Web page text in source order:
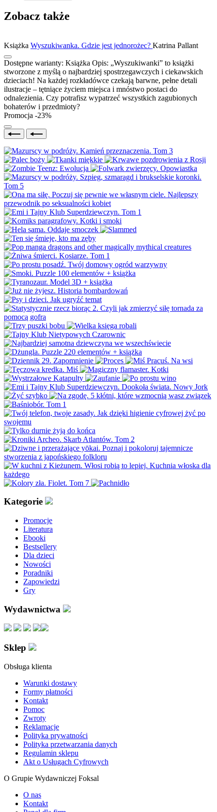
Zobacz także
Książka Wyszukiwanka. Gdzie jest jednorożec? Katrina Pallant
Dostępne warianty: Książka Opis: „Wyszukiwanki” to książki
stworzone z myślą o najbardziej spostrzegawczych i ciekawskich
dzieciach! Na każdej rozkładówce czekają barwne, pełne detali
ilustracje – tętniące życiem miejsca i mnóstwo postaci do
odnalezienia. Czy potrafisz wypatrzeć wszystkich zagubionych
bohaterów i przedmioty?
Promocja -23%
Kategorie
Promocje
Literatura
Ebooki
Bestsellery
Dla dzieci
Nowości
Poradniki
Zapowiedzi
Gry
Wydawnictwa
Sklep
Obsługa klienta
Warunki dostawy
Formy płatności
Kontakt
Pomoc
Zwroty
Reklamacje
Polityka prywatności
Polityka przetwarzania danych
Regulamin sklepu
Akt o Usługach Cyfrowych
O Grupie Wydawniczej Foksal
O nas
Kontakt